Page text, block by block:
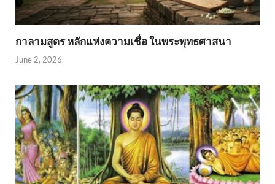
กาลามสูตร หลักแห่งความเชื่อ ในพระพุทธศาสนา
June 2, 2026